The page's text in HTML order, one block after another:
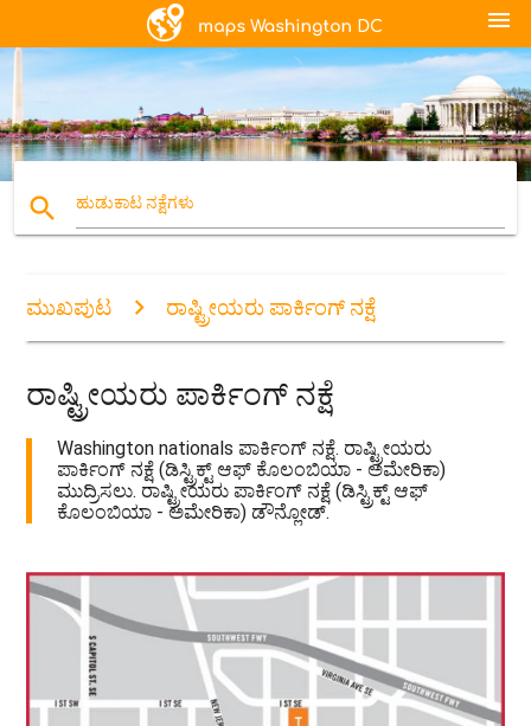
menu
search ಹುಡುಕಾಟ ನಕ್ಷೆಗಳು
ಮುಖಪುಟ ರಾಷ್ಟ್ರೀಯರು ಪಾರ್ಕಿಂಗ್ ನಕ್ಷೆ
ರಾಷ್ಟ್ರೀಯರು ಪಾರ್ಕಿಂಗ್ ನಕ್ಷೆ
Washington nationals ಪಾರ್ಕಿಂಗ್ ನಕ್ಷೆ. ರಾಷ್ಟ್ರೀಯರು
ಪಾರ್ಕಿಂಗ್ ನಕ್ಷೆ (ಡಿಸ್ಟ್ರಿಕ್ಟ್ ಆಫ್ ಕೊಲಂಬಿಯಾ - ಅಮೇರಿಕಾ)
ಮುದ್ರಿಸಲು. ರಾಷ್ಟ್ರೀಯರು ಪಾರ್ಕಿಂಗ್ ನಕ್ಷೆ (ಡಿಸ್ಟ್ರಿಕ್ಟ್ ಆಫ್
ಕೊಲಂಬಿಯಾ - ಅಮೇರಿಕಾ) ಡೌನ್ಲೋಡ್.